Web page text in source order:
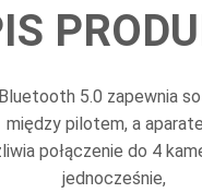
5.0 zapewnia
między pilotem, a
połączenie do 4
jednocześnie,